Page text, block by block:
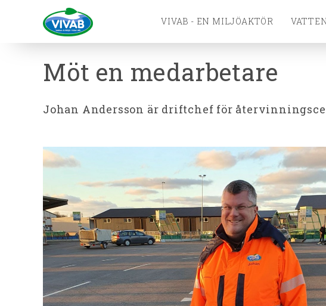
VIVAB - EN MILJÖAKTÖR
Möt en medarbetare
Johan Andersson är driftchef för